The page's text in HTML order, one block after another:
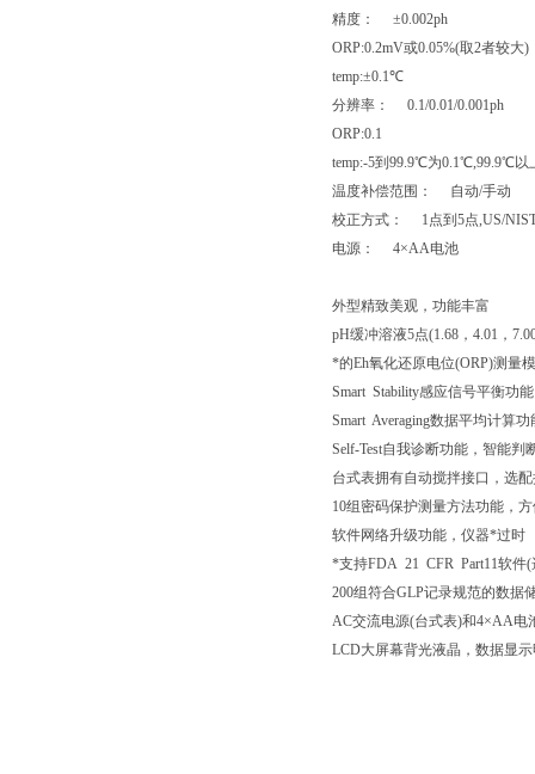
精度： ±0.002ph
ORP:0.2mV或0.05%(取2者较大)
temp:±0.1℃
分辨率： 0.1/0.01/0.001ph
ORP:0.1
temp:-5到99.9℃为0.1℃,99.9℃以
温度补偿范围： 自动/手动
校正方式： 1点到5点,US/
电源： 4×AA电池
外型精致美观，功能丰富
pH缓冲溶液5点(1.68，4.01，
*的Eh氧化还原电位(ORP)测量
Smart Stability感应信号平衡功
Smart Averaging数据平均计算
Self-Test自我诊断功能，智能
台式表拥有自动搅拌接口，选
10组密码保护测量方法功能，
软件网络升级功能，仪器*过时
*支持FDA 21 CFR Part11软件
200组符合GLP记录规范的数据
AC交流电源(台式表)和4×AA电
LCD大屏幕背光液晶，数据显